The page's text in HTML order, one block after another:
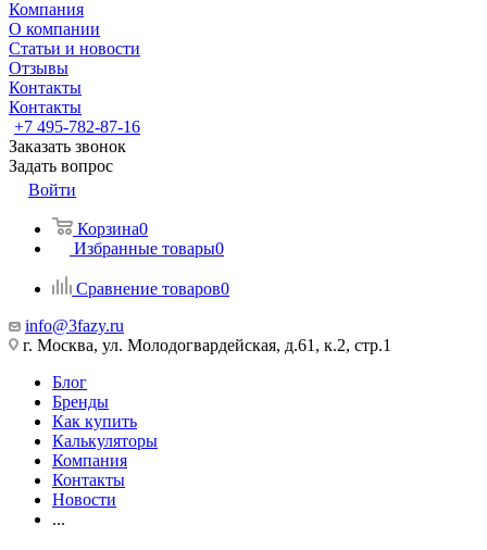
Компания
О компании
Статьи и новости
Отзывы
Контакты
Контакты
+7 495-782-87-16
Заказать звонок
Задать вопрос
Войти
Корзина0
Избранные товары0
Сравнение товаров0
info@3fazy.ru
г. Москва, ул. Молодогвардейская, д.61, к.2, стр.1
Блог
Бренды
Как купить
Калькуляторы
Компания
Контакты
Новости
...